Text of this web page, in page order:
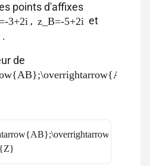
points d'affixes
3+2i , z_B=-5+2i et
.
de